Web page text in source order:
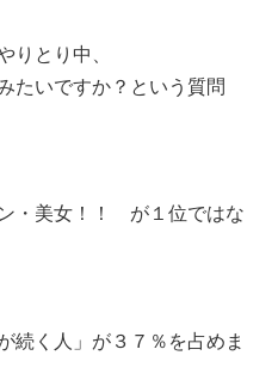
りとり中、
たいですか？という質問
・美女！！ が１位ではな
続く人」が３７％を占めま